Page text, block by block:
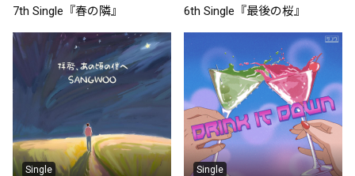
7th Single『春の隣』 6th Single『最後の桜』
Single Single